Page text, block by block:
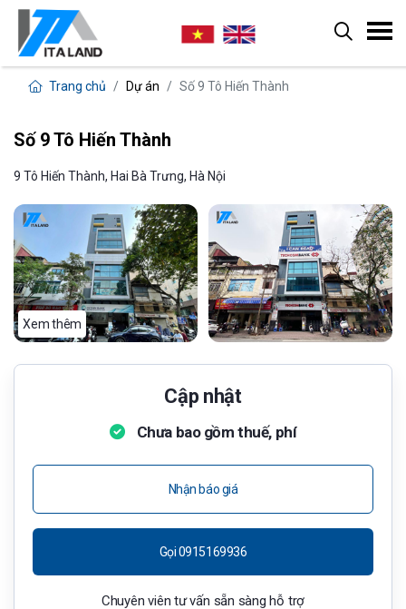
Trang chủ Dự án Số 9 Tô Hiến Thành
Số 9 Tô Hiến Thành
9 Tô Hiến Thành, Hai Bà Trưng, Hà Nội
Xem thêm
Cập nhật
Chưa bao gồm thuế, phí
Nhận báo giá
Gọi 0915169936
Chuyên viên tư vấn sẵn sàng hỗ trợ